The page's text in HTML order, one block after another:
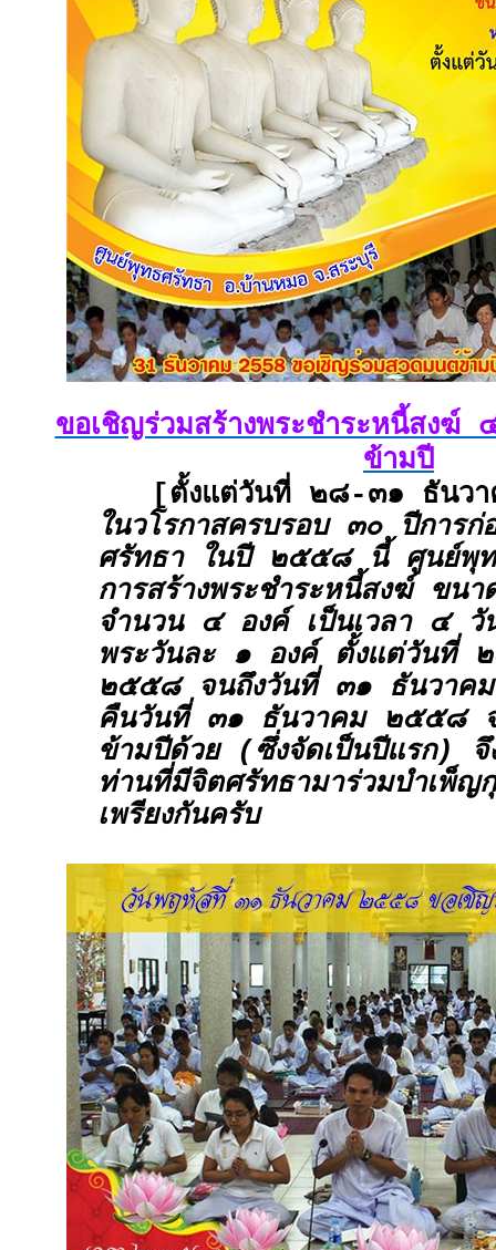
ขอเชิญร่วมสร้างพระชำระหนี้สงฆ์
ข้ามปี
[ตั้งแต่วันที่ ๒๘-๓๑ ธันว
ในวโรกาสครบรอบ ๓๐ ปีการก่
ศรัทธา ในปี ๒๕๕๘ นี้ ศูนย์พุท
การสร้างพระชำระหนี้สงฆ์ ขน
จำนวน ๔ องค์ เป็นเวลา ๔ วั
พระวันละ ๑ องค์ ตั้งแต่วันที่
๒๕๕๘ จนถึงวันที่ ๓๑ ธันวาค
คืนวันที่ ๓๑ ธันวาคม ๒๕๕๘
ข้ามปีด้วย (ซึ่งจัดเป็นปีแรก) จึ
ท่านที่มีจิตศรัทธามาร่วมบำเพ็ญ
เพรียงกันครับ